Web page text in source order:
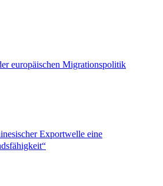
europäischen Migrationspolitik
Exportwelle eine